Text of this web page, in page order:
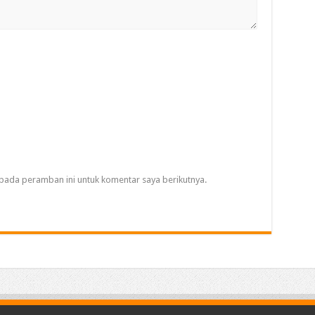
peramban ini untuk komentar saya berikutnya.